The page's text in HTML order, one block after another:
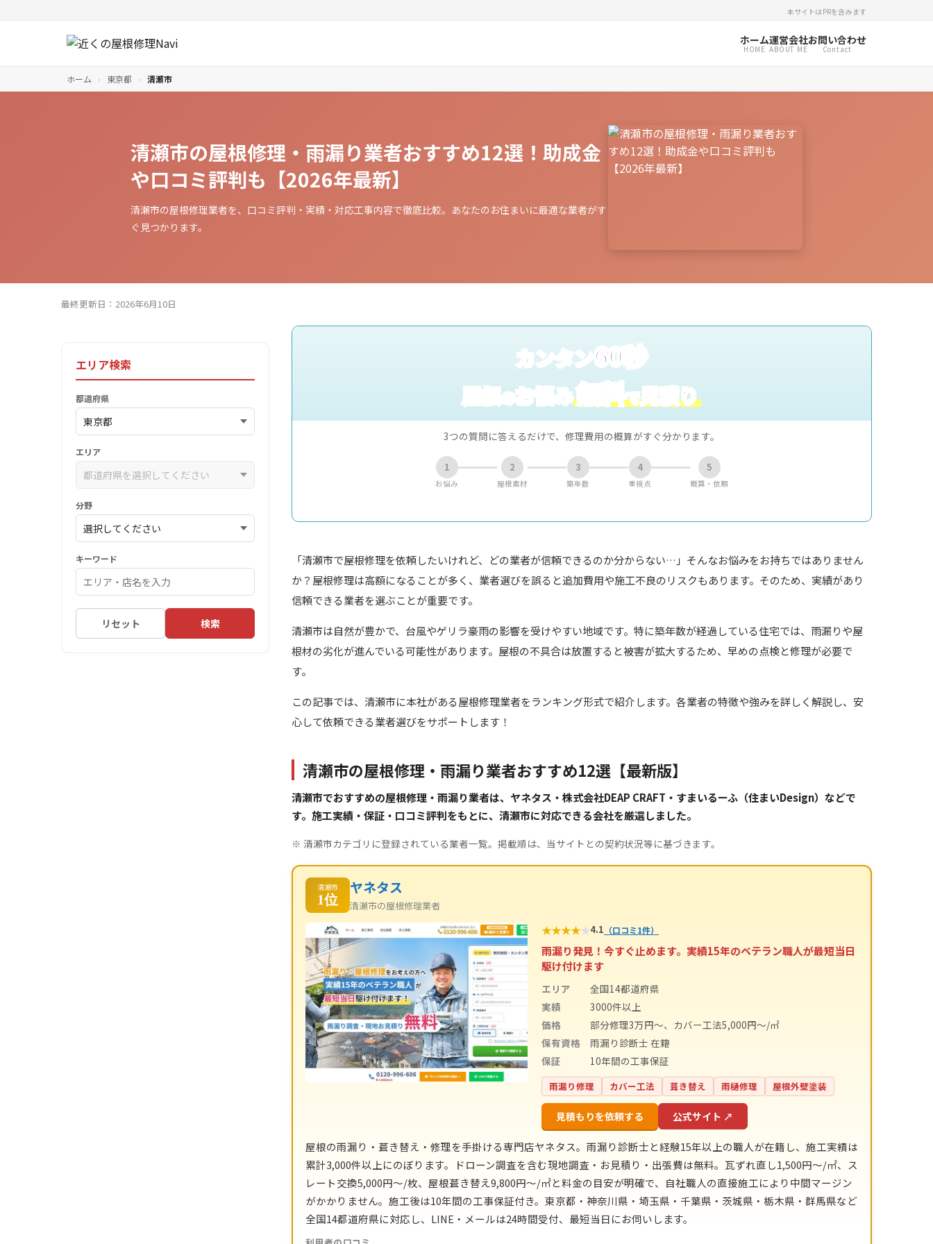
本サイトはPRを含みます
ホーム
HOME
運営会社
ABOUT ME
お問い合わせ
Contact
ホーム › 東京都 › 清瀬市
清瀬市の屋根修理・雨漏り業者おすすめ12選！助成金
や口コミ評判も【2026年最新】
清瀬市の屋根修理業者を、口コミ評判・実績・対応工事内容で徹底比較。あなたのお住まいに最適な業者がす
ぐ見つかります。
最終更新日：2026年6月10日
カンタン60秒
屋根のお悩み無料で見積り
3つの質問に答えるだけで、修理費用の概算がすぐ分かります。
1
お悩み
2
屋根素材
3
築年数
4
重視点
5
概算・依頼
「清瀬市で屋根修理を依頼したいけれど、どの業者が信頼できるのか分からない…」そんなお悩みをお持ちではありません
か？屋根修理は高額になることが多く、業者選びを誤ると追加費用や施工不良のリスクもあります。そのため、実績があり
信頼できる業者を選ぶことが重要です。
清瀬市は自然が豊かで、台風やゲリラ豪雨の影響を受けやすい地域です。特に築年数が経過している住宅では、雨漏りや屋
根材の劣化が進んでいる可能性があります。屋根の不具合は放置すると被害が拡大するため、早めの点検と修理が必要で
す。
この記事では、清瀬市に本社がある屋根修理業者をランキング形式で紹介します。各業者の特徴や強みを詳しく解説し、安
心して依頼できる業者選びをサポートします！
清瀬市の屋根修理・雨漏り業者おすすめ12選【最新版】
清瀬市でおすすめの屋根修理・雨漏り業者は、ヤネタス・株式会社DEAP CRAFT・すまいるーふ（住まいDesign）などで
す。施工実績・保証・口コミ評判をもとに、清瀬市に対応できる会社を厳選しました。
※ 清瀬市カテゴリに登録されている業者一覧。掲載順は、当サイトとの契約状況等に基づきます。
清瀬市
1位
ヤネタス
清瀬市の屋根修理業者
★★★★★4.1 （口コミ1件）
雨漏り発見！今すぐ止めます。実績15年のベテラン職人が最短当日
駆け付けます
エリア
全国14都道府県
実績
3000件以上
価格
部分修理3万円～、カバー工法5,000円～/㎡
保有資格
雨漏り診断士 在籍
保証
10年間の工事保証
雨漏り修理 カバー工法 葺き替え 雨樋修理 屋根外壁塗装
見積もりを依頼する 公式サイト ↗
屋根の雨漏り・葺き替え・修理を手掛ける専門店ヤネタス。雨漏り診断士と経験15年以上の職人が在籍し、施工実績は
累計3,000件以上にのぼります。ドローン調査を含む現地調査・お見積り・出張費は無料。瓦ずれ直し1,500円〜/㎡、ス
レート交換5,000円〜/枚、屋根葺き替え9,800円〜/㎡と料金の目安が明確で、自社職人の直接施工により中間マージン
がかかりません。施工後は10年間の工事保証付き。東京都・神奈川県・埼玉県・千葉県・茨城県・栃木県・群馬県など
全国14都道府県に対応し、LINE・メールは24時間受付、最短当日にお伺いします。
エリア検索
都道府県
エリア
分野
キーワード
リセット 検索